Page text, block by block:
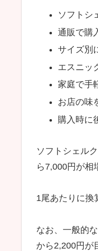
ソフトシ
通販で購
サイズ別
エスニッ
家庭で手
お店の味
購入時に
ソフトシェル
ら7,000円が相
1尾あたりに換
なお、一般的
から2,200円が